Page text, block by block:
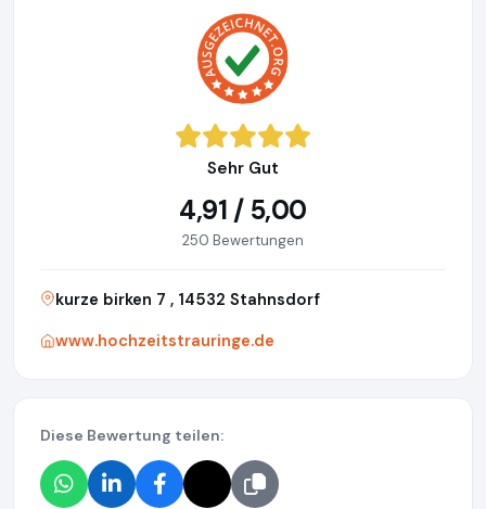
Sehr Gut
4,91 / 5,00
250 Bewertungen
kurze birken 7 , 14532 Stahnsdorf
www.hochzeitstrauringe.de
Diese Bewertung teilen: